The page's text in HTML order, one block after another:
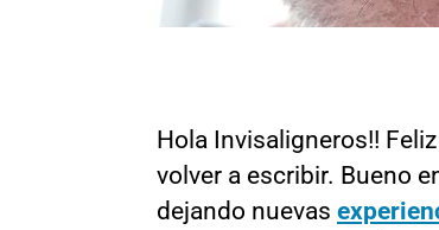
Hola Invisaligneros!!
volver a escribir. Bueno
dejando nuevas